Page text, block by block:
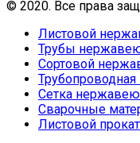
© 2020. Все права
Листовой
Трубы
Сортовой
Трубопроводная
Сетка
Сварочные
Листовой прокат